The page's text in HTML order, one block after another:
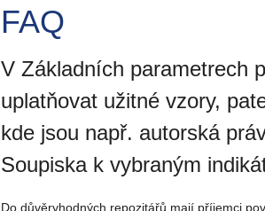
FAQ
V Základních parametrech
uplatňovat užitné vzory,
kde jsou např. autorská
Soupiska k vybraným
Do důvěryhodných repozitářů mají příjemci